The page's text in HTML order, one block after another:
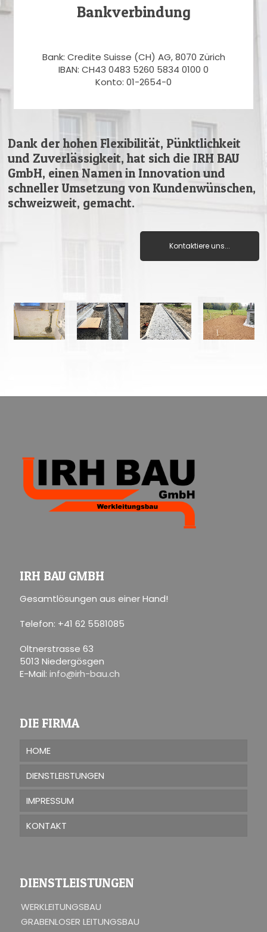
Bankverbindung
Bank: Credite Suisse (CH) AG, 8070 Zürich
IBAN: CH43 0483 5260 5834 0100 0
Konto: 01-2654-0
Dank der hohen Flexibilität, Pünktlichkeit
und Zuverlässigkeit, hat sich die IRH BAU
GmbH, einen Namen in Innovation und
schneller Umsetzung von Kundenwünschen,
schweizweit, gemacht.
Kontaktiere uns...
IRH BAU GMBH
Gesamtlösungen aus einer Hand!
Telefon: +41 62 5581085
Oltnerstrasse 63
5013 Niedergösgen
E-Mail: info@irh-bau.ch
DIE FIRMA
HOME
DIENSTLEISTUNGEN
IMPRESSUM
KONTAKT
DIENSTLEISTUNGEN
WERKLEITUNGSBAU
GRABENLOSER LEITUNGSBAU